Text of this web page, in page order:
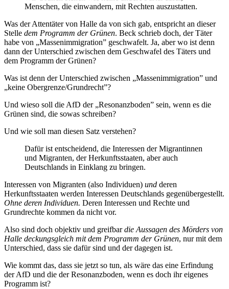
Menschen, die einwandern, mit Rechten auszustatten.
Was der Attentäter von Halle da von sich gab, entspricht an dieser
Stelle dem Programm der Grünen. Beck schrieb doch, der Täter
habe von „Massenimmigration” geschwafelt. Ja, aber wo ist denn
dann der Unterschied zwischen dem Geschwafel des Täters und
dem Programm der Grünen?
Was ist denn der Unterschied zwischen „Massenimmigration” und
„keine Obergrenze/Grundrecht”?
Und wieso soll die AfD der „Resonanzboden” sein, wenn es die
Grünen sind, die sowas schreiben?
Und wie soll man diesen Satz verstehen?
Dafür ist entscheidend, die Interessen der Migrantinnen
und Migranten, der Herkunftsstaaten, aber auch
Deutschlands in Einklang zu bringen.
Interessen von Migranten (also Individuen) und deren
Herkunftsstaaten werden Interessen Deutschlands gegenübergestellt.
Ohne deren Individuen. Deren Interessen und Rechte und
Grundrechte kommen da nicht vor.
Also sind doch objektiv und greifbardie Aussagen des Mörders von
Halle deckungsgleich mit dem Programm der Grünen, nur mit dem
Unterschied, dass sie dafür sind und der dagegen ist.
Wie kommt das, dass sie jetzt so tun, als wäre das eine Erfindung
der AfD und die der Resonanzboden, wenn es doch ihr eigenes
Programm ist?